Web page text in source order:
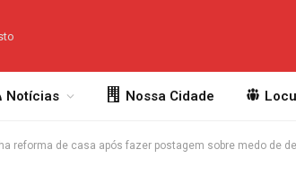
Notícias Nossa Cidade
reforma de casa após fazer postagem sobre medo de